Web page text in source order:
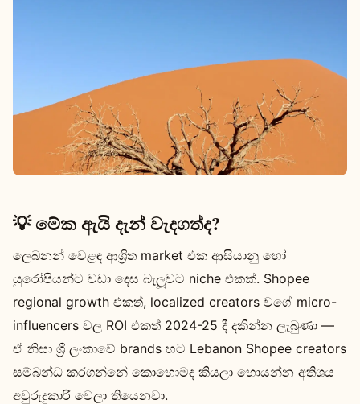
💡 මේක ඇයි දැන් වැදගත්ද?
ලෙබනන් වෙළඳ ආශ්‍රිත market එක ආසියානු හෝ
යුරෝපියන්ට වඩා දෙස බැලූවට niche එකක්. Shopee
regional growth එකත්, localized creators වගේ micro-
influencers වල ROI එකත් 2024-25 දී දකින්න ලැබුණා —
ඒ නිසා ශ්‍රී ලංකාවේ brands හට Lebanon Shopee creators
සම්බන්ධ කරගන්නේ කොහොමද කියලා හොයන්න අතිශය
අවුරුදුකාරී වෙලා තියෙනවා.